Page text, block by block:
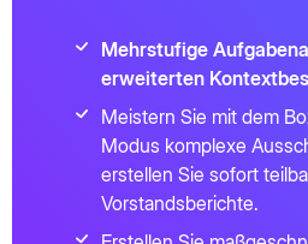
Mehrstufige
erweiterten
Meistern Sie mit dem
Modus komplexe
erstellen Sie sofort
Vorstandsberichte.